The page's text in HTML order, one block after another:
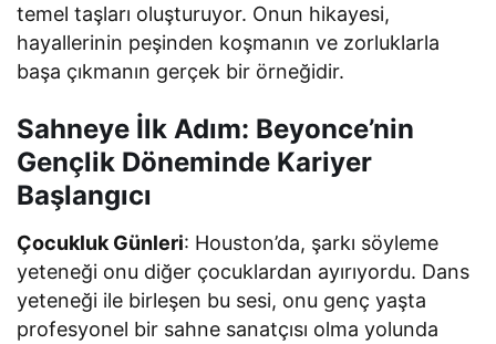
temel taşları oluşturuyor. Onun hikayesi,
hayallerinin peşinden koşmanın ve zorluklarla
başa çıkmanın gerçek bir örneğidir.
Sahneye İlk Adım: Beyonce’nin
Gençlik Döneminde Kariyer
Başlangıcı
Çocukluk Günleri: Houston’da, şarkı söyleme
yeteneği onu diğer çocuklardan ayırıyordu. Dans
yeteneği ile birleşen bu sesi, onu genç yaşta
profesyonel bir sahne sanatçısı olma yolunda